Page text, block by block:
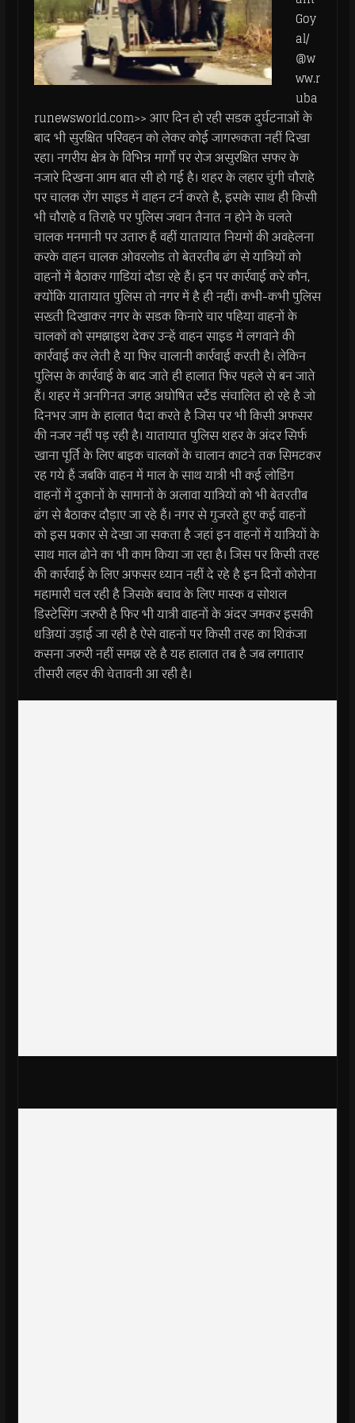
Goy
al/
@w
ww.r
uba
runewsworld.com>> आए दिन हो रही सडक दुर्घटनाओं के
बाद भी सुरक्षित परिवहन को लेकर कोई जागरूकता नहीं दिखा
रहा। नगरीय क्षेत्र के विभिन्न मार्गों पर रोज असुरक्षित सफर के
नजारे दिखना आम बात सी हो गई है। शहर के लहार चुंगी चौराहे
पर चालक रोंग साइड में वाहन टर्न करते है, इसके साथ ही किसी
भी चौराहे व तिराहे पर पुलिस जवान तैनात न होने के चलते
चालक मनमानी पर उतारु हैं वहीं यातायात नियमों की अवहेलना
करके वाहन चालक ओवरलोड तो बेतरतीब ढंग से यात्रियों को
वाहनों में बैठाकर गाडियां दौडा रहे हैं। इन पर कार्रवाई करे कौन,
क्योंकि यातायात पुलिस तो नगर में है ही नहीं। कभी-कभी पुलिस
सख्ती दिखाकर नगर के सडक किनारे चार पहिया वाहनों के
चालकों को समझाइश देकर उन्हें वाहन साइड में लगवाने की
कार्रवाई कर लेती है या फिर चालानी कार्रवाई करती है। लेकिन
पुलिस के कार्रवाई के बाद जाते ही हालात फिर पहले से बन जाते
हैं। शहर में अनगिनत जगह अघोषित स्टैंड संचालित हो रहे है जो
दिनभर जाम के हालात पैदा करते है जिस पर भी किसी अफसर
की नजर नहीं पड़ रही है। यातायात पुलिस शहर के अंदर सिर्फ
खाना पूर्ति के लिए बाइक चालकों के चालान काटने तक सिमटकर
रह गये हैं जबकि वाहन में माल के साथ यात्री भी कई लोडिंग
वाहनों में दुकानों के सामानों के अलावा यात्रियों को भी बेतरतीब
ढंग से बैठाकर दौड़ाए जा रहे हैं। नगर से गुजरते हुए कई वाहनों
को इस प्रकार से देखा जा सकता है जहां इन वाहनों में यात्रियों के
साथ माल ढोने का भी काम किया जा रहा है। जिस पर किसी तरह
की कार्रवाई के लिए अफसर ध्यान नहीं दे रहे है इन दिनों कोरोना
महामारी चल रही है जिसके बचाव के लिए मास्क व सोशल
डिस्टेसिंग जरुरी है फिर भी यात्री वाहनों के अंदर जमकर इसकी
धज्जियां उड़ाई जा रही है ऐसे वाहनों पर किसी तरह का शिकंजा
कसना जरुरी नहीं समझ रहे है यह हालात तब है जब लगातार
तीसरी लहर की चेतावनी आ रही है।